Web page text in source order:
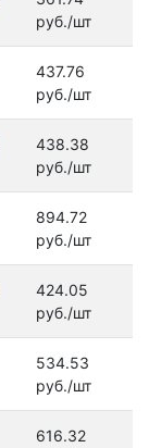
руб./шт
437.76
руб./шт
438.38
руб./шт
894.72
руб./шт
424.05
руб./шт
534.53
руб./шт
616.32